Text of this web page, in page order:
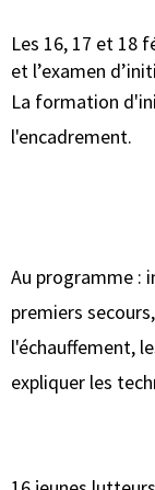
Les 16, 17 et 18
et l’examen
La formation
l'encadrement.
Au programme :
premiers
l'échauffement,
expliquer les